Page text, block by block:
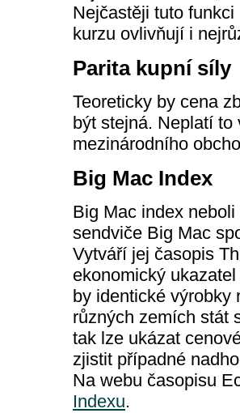
Nejčastěji tuto
kurzu ovlivňují i
Parita kupní síly
Teoreticky by cena
být stejná. Neplatí
mezinárodního
Big Mac Index
Big Mac index
sendviče Big Mac
Vytváří jej časopis
ekonomický
by identické výrobky
různých zemích stát
tak lze ukázat
zjistit případné
Na webu časopisu
Indexu.